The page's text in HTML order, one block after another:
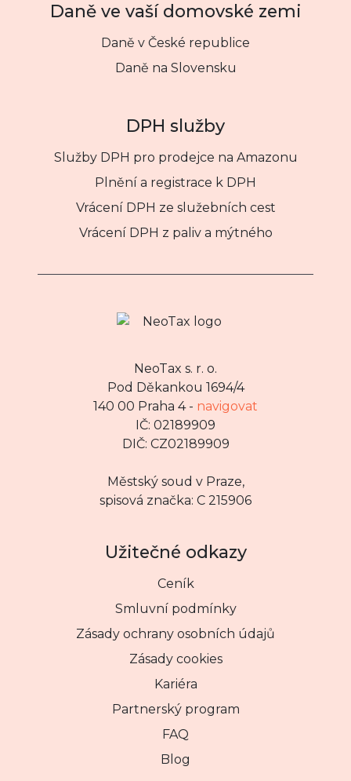
Daně ve vaší domovské zemi
Daně v České republice
Daně na Slovensku
DPH služby
Služby DPH pro prodejce na Amazonu
Plnění a registrace k DPH
Vrácení DPH ze služebních cest
Vrácení DPH z paliv a mýtného
NeoTax s. r. o.
Pod Děkankou 1694/4
140 00 Praha 4 - navigovat
IČ: 02189909
DIČ: CZ02189909
Městský soud v Praze,
spisová značka: C 215906
Užitečné odkazy
Ceník
Smluvní podmínky
Zásady ochrany osobních údajů
Zásady cookies
Kariéra
Partnerský program
FAQ
Blog